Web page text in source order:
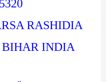
RASHIDIA
BIHAR INDIA